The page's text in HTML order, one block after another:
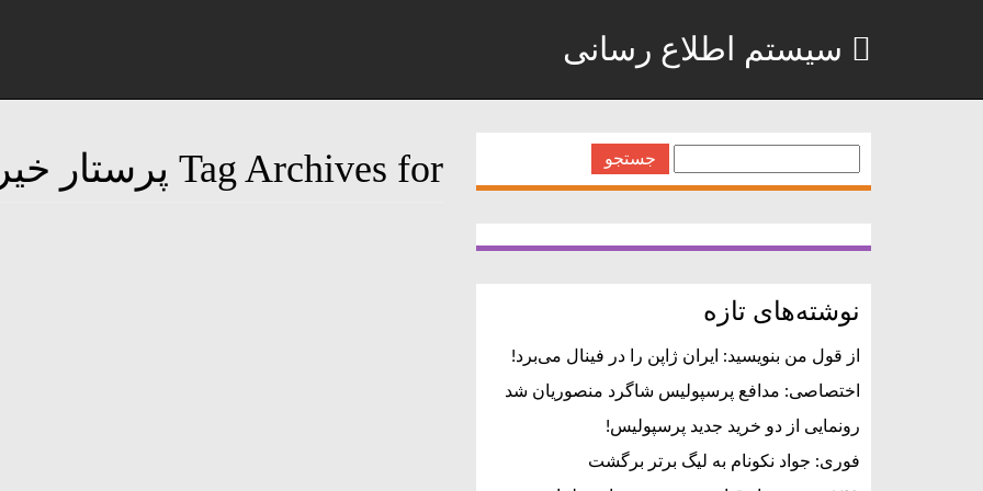
سیستم اطلاع رسانی
Tag Archives for پرستار خیریه
نوشته‌های تازه
از قول من بنویسید: ایران ژاپن را در فینال می‌برد!
اختصاصی: مدافع پرسپولیس شاگرد منصوریان شد
رونمایی از دو خرید جدید پرسپولیس!
فوری: جواد نکونام به لیگ برتر برگشت